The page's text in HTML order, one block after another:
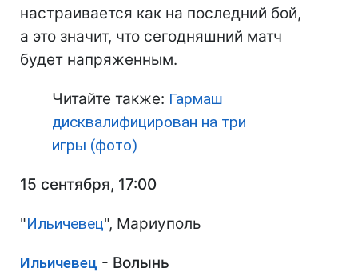
настраивается как на последний бой,
а это значит, что сегодняшний матч
будет напряженным.
Читайте также: Гармаш
дисквалифицирован на три
игры (фото)
15 сентября, 17:00
"Ильичевец", Мариуполь
Ильичевец - Волынь